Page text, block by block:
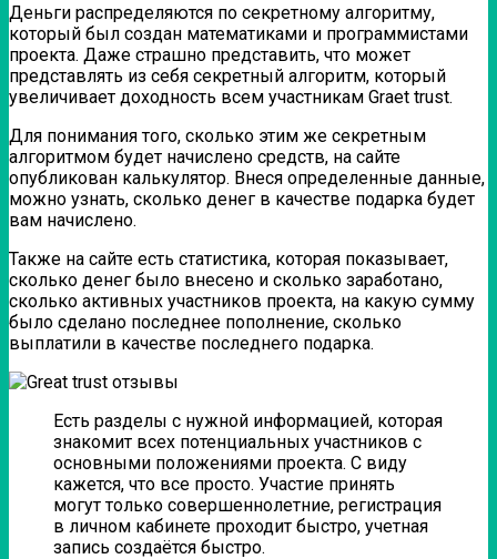
Деньги распределяются по секретному алгоритму,
который был создан математиками и программистами
проекта. Даже страшно представить, что может
представлять из себя секретный алгоритм, который
увеличивает доходность всем участникам Graet trust.
Для понимания того, сколько этим же секретным
алгоритмом будет начислено средств, на сайте
опубликован калькулятор. Внеся определенные данные,
можно узнать, сколько денег в качестве подарка будет
вам начислено.
Также на сайте есть статистика, которая показывает,
сколько денег было внесено и сколько заработано,
сколько активных участников проекта, на какую сумму
было сделано последнее пополнение, сколько
выплатили в качестве последнего подарка.
Есть разделы с нужной информацией, которая
знакомит всех потенциальных участников с
основными положениями проекта. С виду
кажется, что все просто. Участие принять
могут только совершеннолетние, регистрация
в личном кабинете проходит быстро, учетная
запись создаётся быстро.